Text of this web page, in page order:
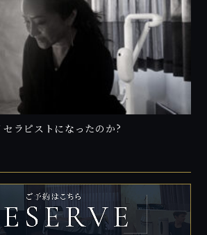
ラピストになったのか?